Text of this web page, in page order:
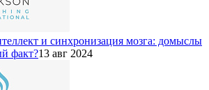
и синхронизация мозга: домыслы
факт?13 авг 2024